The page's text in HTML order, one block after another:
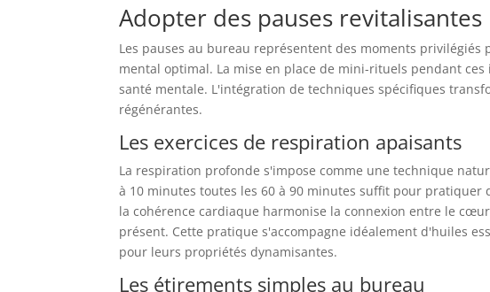
Adopter des pauses revitalisantes
Les pauses au bureau représentent des moments
mental optimal. La mise en place de mini-rituels pendant
santé mentale. L'intégration de techniques spécifiques
régénérantes.
Les exercices de respiration apaisants
La respiration profonde s'impose comme une technique
à 10 minutes toutes les 60 à 90 minutes suffit pour pratiquer
la cohérence cardiaque harmonise la connexion entre le
présent. Cette pratique s'accompagne idéalement d'huiles
pour leurs propriétés dynamisantes.
Les étirements simples au bureau